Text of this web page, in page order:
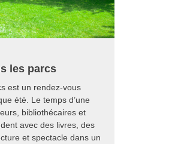
les parcs
est un rendez-vous
été. Le temps d’une
bibliothécaires et
avec des livres, des
et spectacle dans un